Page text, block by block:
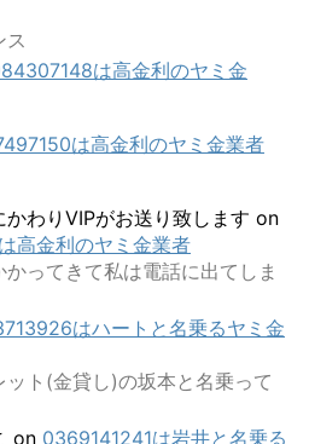
は高金利のヤミ金
は高金利のヤミ金業者
かわりVIPがお送り致します on
高金利のヤミ金業者
かってきて私は電話に出てしま
はハートと名乗るヤミ金
ト(金貸し)の坂本と名乗って
on 0369141241は岩井と名乗る